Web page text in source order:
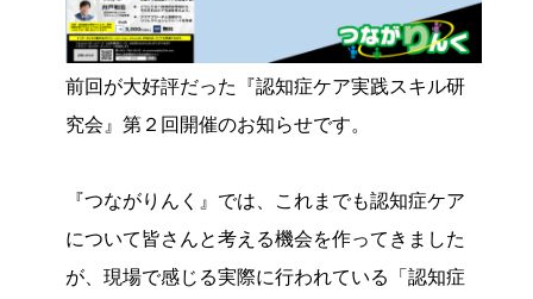
前回が大好評だった『認知症ケア実践スキル研
究会』第２回開催のお知らせです。
『つながりんく』では、これまでも認知症ケア
について皆さんと考える機会を作ってきました
が、現場で感じる実際に行われている「認知症